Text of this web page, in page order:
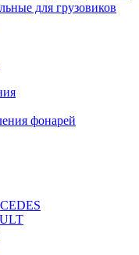
для грузовиков
фонарей